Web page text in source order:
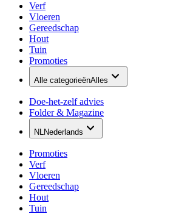
Verf
Vloeren
Gereedschap
Hout
Tuin
Promoties
Alle categorieënAlles
Doe-het-zelf advies
Folder & Magazine
NLNederlands
Promoties
Verf
Vloeren
Gereedschap
Hout
Tuin